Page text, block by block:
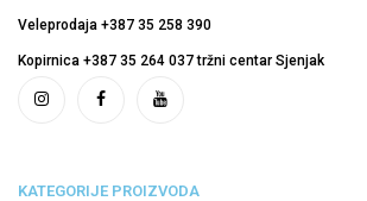
Veleprodaja +387 35 258 390
Kopirnica +387 35 264 037 tržni centar Sjenjak
KATEGORIJE PROIZVODA